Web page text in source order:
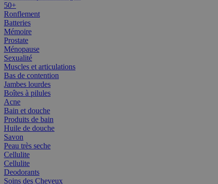
50+
Ronflement
Batteries
Mémoire
Prostate
Ménopause
Sexualité
Muscles et articulations
Bas de contention
Jambes lourdes
Boîtes à pilules
Acne
Bain et douche
Produits de bain
Huile de douche
Savon
Peau très seche
Cellulite
Cellulite
Deodorants
Soins des Cheveux